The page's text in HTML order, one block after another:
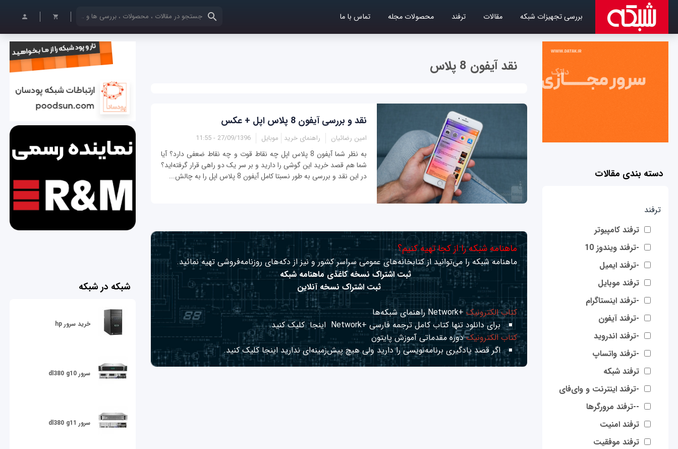
بررسی تجهیزات شبکه مقالات ترفند محصولات مجله تماس با ما کلمات کلیدی خود را وارد کنید
دسته بندی مقالات
ترفند
ترفند کامپیوتر
-ترفند ویندوز 10
-ترفند ایمیل
ترفند موبایل
-ترفند اینستاگرام
-ترفند آیفون
-ترفند اندروید
-ترفند واتساپ
ترفند شبکه
-ترفند اینترنت و وای‌فای
--ترفند مرورگرها
ترفند امنیت
ترفند موفقیت
نقد آیفون 8 پلاس
نقد و بررسی آیفون 8 پلاس اپل + عکس
امین رضائیان راهنمای خرید موبایل 27/09/1396 - 11:55
به نظر شما آیفون 8 پلاس اپل چه نقاط قوت و چه نقاط ضعفی دارد؟ آیا
شما هم قصد خرید این گوشی را دارید و بر سر یک دو راهی قرار گرفته‌اید؟
در این نقد و بررسی به طور نسبتا کامل آیفون 8 پلاس اپل را به چالش...
ماهنامه شبکه را از کجا تهیه کنیم؟
ماهنامه شبکه را می‌توانید از کتابخانه‌های عمومی سراسر کشور و نیز از دکه‌های روزنامه‌فروشی تهیه نمائید.
ثبت اشتراک نسخه کاغذی ماهنامه شبکه
ثبت اشتراک نسخه آنلاین
کتاب الکترونیک +Network راهنمای شبکه‌ها
برای دانلود تنها کتاب کامل ترجمه فارسی +Network
اینجا کلیک کنید.
کتاب الکترونیکدوره مقدماتی آموزش پایتون
اگر قصد یادگیری برنامه‌نویسی را دارید ولی هیچ پیش‌زمینه‌ای نداریداینجا کلیک کنید.
شبکه در شبکه
خرید سرور hp
سرور dl380 g10
سرور dl380 g11